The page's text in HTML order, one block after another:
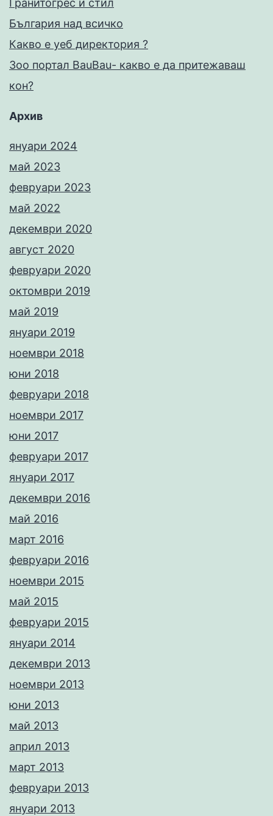
Гранитогрес и стил
България над всичко
Какво е уеб директория ?
Зоо портал BauBau- какво е да притежаваш
кон?
Архив
януари 2024
май 2023
февруари 2023
май 2022
декември 2020
август 2020
февруари 2020
октомври 2019
май 2019
януари 2019
ноември 2018
юни 2018
февруари 2018
ноември 2017
юни 2017
февруари 2017
януари 2017
декември 2016
май 2016
март 2016
февруари 2016
ноември 2015
май 2015
февруари 2015
януари 2014
декември 2013
ноември 2013
юни 2013
май 2013
април 2013
март 2013
февруари 2013
януари 2013